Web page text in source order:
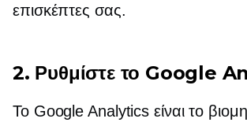
επισκέπτες σας.
2. Ρυθμίστε το Google
Το Google Analytics είναι το